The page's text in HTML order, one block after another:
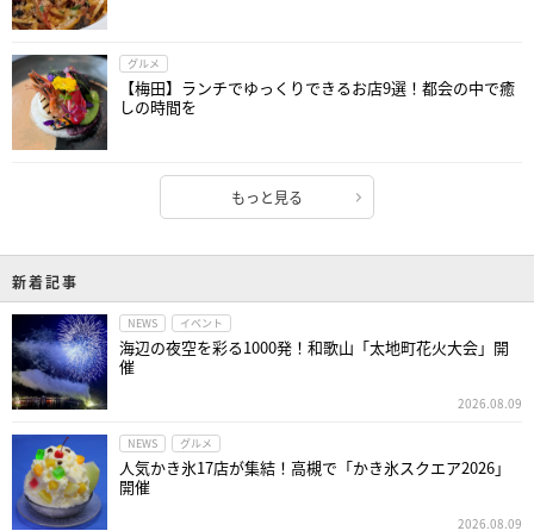
グルメ
【梅田】ランチでゆっくりできるお店9選！都会の中で癒
しの時間を
もっと見る
新着記事
NEWS イベント
海辺の夜空を彩る1000発！和歌山「太地町花火大会」開
催
2026.08.09
NEWS グルメ
人気かき氷17店が集結！高槻で「かき氷スクエア2026」
開催
2026.08.09